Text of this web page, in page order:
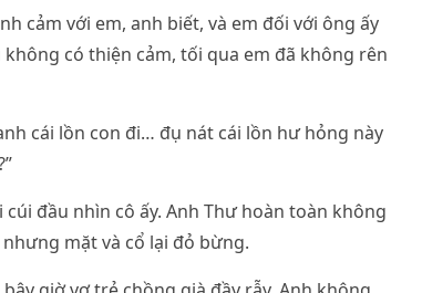
cảm với em, anh biết, và em đối với ông ấy
có thiện cảm, tối qua em đã không rên
cái lồn con đi… đụ nát cái lồn hư hỏng này
đầu nhìn cô ấy. Anh Thư hoàn toàn không
mặt và cổ lại đỏ bừng.